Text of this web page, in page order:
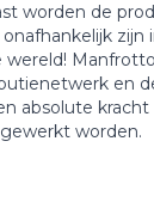
worden de
zijn
wereld!
en
absolute kracht
worden.